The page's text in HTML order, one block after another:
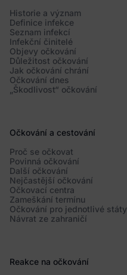
Historie a význam
Definice infekce
Seznam infekcí
Infekční činitelé
Objevy očkování
Důležitost očkování
Jak očkování chrání
Očkování dnes
„Škodlivost“ očkování
Očkování a cestování
Proč se očkovat
Povinná očkování
Další očkování
Nejčastější očkování
Očkovací centra
Zameškání termínu
Očkování pro jednotlivé státy
Návrat ze zahraničí
Reakce na očkování